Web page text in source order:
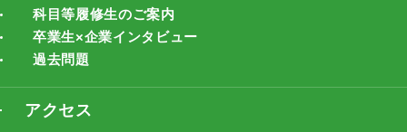
科目等履修生のご案内
卒業生×企業インタビュー
過去問題
アクセス